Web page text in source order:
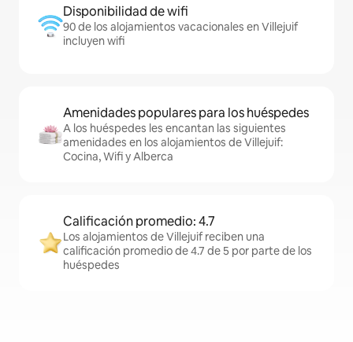
Disponibilidad de wifi
90 de los alojamientos vacacionales en Villejuif
incluyen wifi
Amenidades populares para los huéspedes
A los huéspedes les encantan las siguientes
amenidades en los alojamientos de Villejuif:
Cocina, Wifi y Alberca
Calificación promedio: 4.7
Los alojamientos de Villejuif reciben una
calificación promedio de 4.7 de 5 por parte de los
huéspedes